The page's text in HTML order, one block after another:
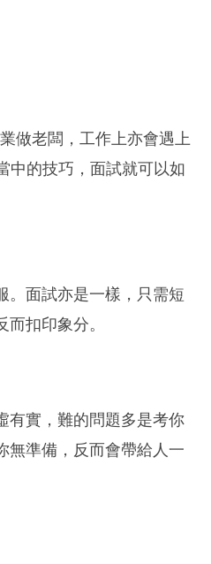
做老闆，工作上亦會遇上
中的技巧，面試就可以如
。面試亦是一樣，只需短
扣印象分。
有實，難的問題多是考你
無準備，反而會帶給人一